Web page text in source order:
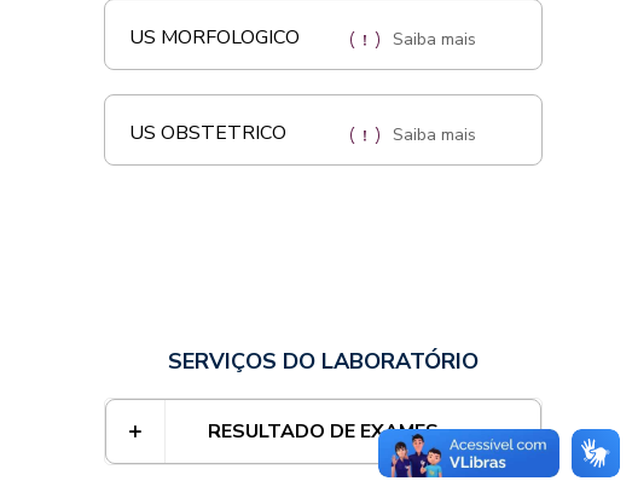
US MORFOLOGICO Saiba mais
US OBSTETRICO Saiba mais
SERVIÇOS DO LABORATÓRIO
RESULTADO DE EXAMES